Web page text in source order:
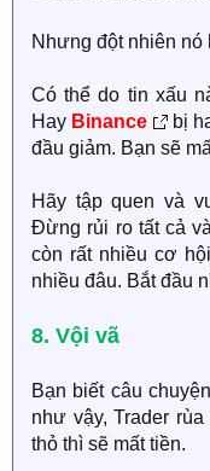
Nhưng đột nhiên nó
Có thể do tin xấu
Hay Binance
bị
đầu giảm. Bạn sẽ
Hãy tập quen và
Đừng rủi ro tất cả
còn rất nhiều cơ
nhiều đâu. Bắt đầu
8. Vội vã
Bạn biết câu
như vậy, Trader
thỏ thì sẽ mất tiền.